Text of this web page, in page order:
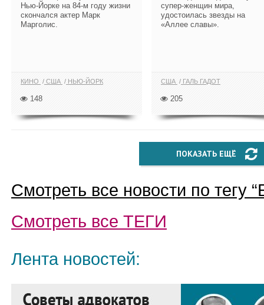
Нью-Йорке на 84-м году жизни
скончался актер Марк
Марголис.
КИНО США НЬЮ-ЙОРК
148
супер-женщин мира,
удостоилась звезды на
«Аллее славы».
США ГАЛЬ ГАДОТ
205
ПОКАЗАТЬ ЕЩЁ
Смотреть все новости по тегу “
Смотреть все ТЕГИ
Лента новостей: